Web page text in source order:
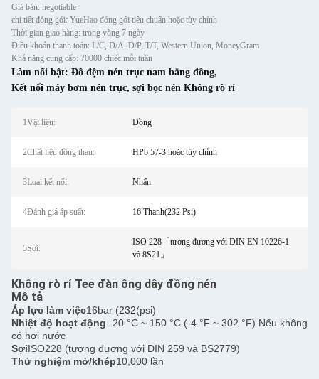
Giá bán: negotiable
chi tiết đóng gói: YueHao đóng gói tiêu chuẩn hoặc tùy chỉnh
Thời gian giao hàng: trong vòng 7 ngày
Điều khoản thanh toán: L/C, D/A, D/P, T/T, Western Union, MoneyGram
Khả năng cung cấp: 70000 chiếc mỗi tuần
Làm nổi bật: Đồ đệm nén trục nam bằng đồng,
Kết nối máy bơm nén trục, sợi bọc nén Không rò rỉ
1Vật liệu: Đồng
2Chất liệu đồng thau: HPb 57-3 hoặc tùy chỉnh
3Loại kết nối: Nhấn
4Đánh giá áp suất: 16 Thanh(232 Psi)
5Sợi:
ISO 228「tương đương với DIN EN 10226-1
và 8S21」
Không rò rỉ Tee đàn ông dây đồng nén
Mô tả
Áp lực làm việc16bar (232(psi)
Nhiệt độ hoạt động -20 °C ~ 150 °C (-4 °F ~ 302 °F) Nếu không
có hơi nước
SợiISO228 (tương đương với DIN 259 và BS2779)
Thử nghiệm mở/khép10,000 lần